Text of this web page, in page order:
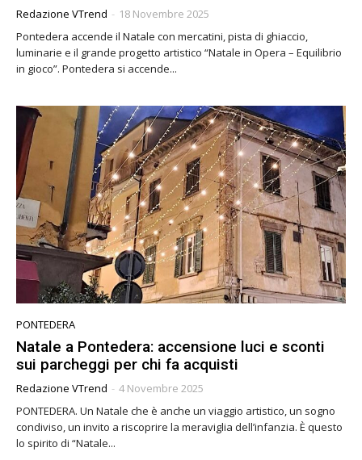
Redazione VTrend - 18 Novembre 2025
Pontedera accende il Natale con mercatini, pista di ghiaccio,
luminarie e il grande progetto artistico “Natale in Opera – Equilibrio
in gioco”. Pontedera si accende...
PONTEDERA
Natale a Pontedera: accensione luci e sconti
sui parcheggi per chi fa acquisti
Redazione VTrend - 4 Novembre 2025
PONTEDERA. Un Natale che è anche un viaggio artistico, un sogno
condiviso, un invito a riscoprire la meraviglia dell’infanzia. È questo
lo spirito di “Natale...